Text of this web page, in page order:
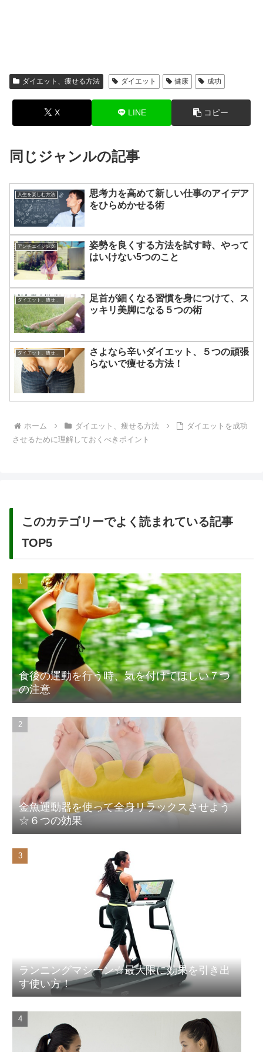
ダイエット、痩せる方法 ダイエット 健康 成功
X LINE コピー
同じジャンルの記事
人生を楽しむ方法
思考力を高めて新しい仕事のアイデア
をひらめかせる術
アンチエイジング
姿勢を良くする方法を試す時、やって
はいけない5つのこと
足首が細くなる習慣を身につけて、ス
ッキリ美脚になる５つの術
ダイエット、痩せる方法
さよなら辛いダイエット、５つの頑張
らないで痩せる方法！
ホーム ダイエット、痩せる方法
ダイエットを成功
させるために理解しておくべきポイント
このカテゴリーでよく読まれている記事
TOP5
食後の運動を行う時、気を付けてほしい７つ
の注意
金魚運動器を使って全身リラックスさせよう
☆６つの効果
ランニングマシーン☆最大限に効果を引き出
す使い方！